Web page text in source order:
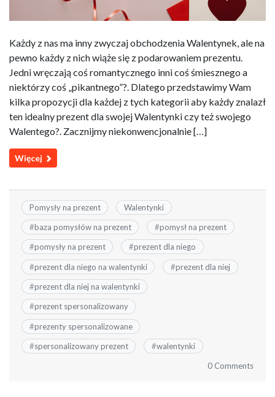
Każdy z nas ma inny zwyczaj obchodzenia Walentynek, ale na
pewno każdy z nich wiąże się z podarowaniem prezentu.
Jedni wręczają coś romantycznego inni coś śmiesznego a
niektórzy coś „pikantnego”?. Dlatego przedstawimy Wam
kilka propozycji dla każdej z tych kategorii aby każdy znalazł
ten idealny prezent dla swojej Walentynki czy też swojego
Walentego?. Zacznijmy niekonwencjonalnie […]
Więcej
Pomysły na prezent Walentynki
#baza pomysłów na prezent #pomysł na prezent
#pomysły na prezent #prezent dla niego
#prezent dla niego na walentynki #prezent dla niej
#prezent dla niej na walentynki
#prezent spersonalizowany
#prezenty spersonalizowane
#spersonalizowany prezent #walentynki
0 Comments